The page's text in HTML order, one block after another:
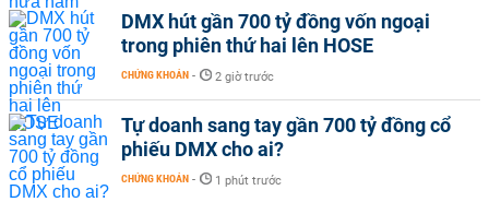
DMX hút gần 700 tỷ đồng vốn ngoại
trong phiên thứ hai lên HOSE
CHỨNG KHOÁN - 2 giờ trước
Tự doanh sang tay gần 700 tỷ đồng cổ
phiếu DMX cho ai?
CHỨNG KHOÁN - 1 phút trước